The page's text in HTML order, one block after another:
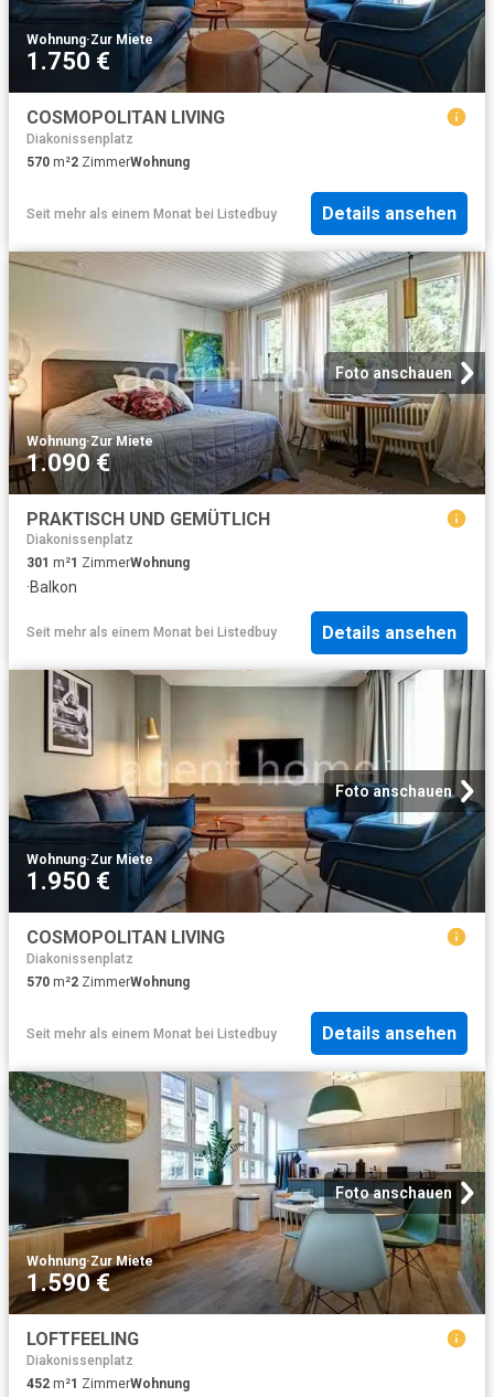
Wohnung·Zur Miete
1.750 €
COSMOPOLITAN LIVING
Diakonissenplatz
570 m²2 ZimmerWohnung
Seit mehr als einem Monat bei Listedbuy Details ansehen
Foto anschauen
Wohnung·Zur Miete
1.090 €
PRAKTISCH UND GEMÜTLICH
Diakonissenplatz
301 m²1 ZimmerWohnung
·Balkon
Seit mehr als einem Monat bei Listedbuy Details ansehen
Foto anschauen
Wohnung·Zur Miete
1.950 €
COSMOPOLITAN LIVING
Diakonissenplatz
570 m²2 ZimmerWohnung
Seit mehr als einem Monat bei Listedbuy Details ansehen
Foto anschauen
Wohnung·Zur Miete
1.590 €
LOFTFEELING
Diakonissenplatz
452 m²1 ZimmerWohnung